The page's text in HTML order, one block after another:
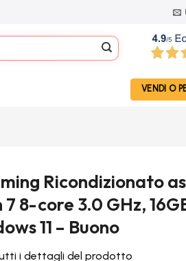
VENDI O
Ricondizionato
7 8-core 3.0 GHz,
11 – Buono
i dettagli del prodotto